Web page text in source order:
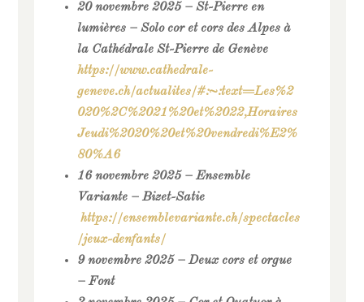
20 novembre 2025 – St-Pierre en
lumières – Solo cor et cors des Alpes à
la Cathédrale St-Pierre de Genève
https://www.cathedrale-
geneve.ch/actualites/#:~:text=Les%2
020%2C%2021%20et%2022,Horaires
Jeudi%2020%20et%20vendredi%E2%
80%A6
16 novembre 2025 – Ensemble
Variante – Bizet-Satie
https://ensemblevariante.ch/spectacles
/jeux-denfants/
9 novembre 2025 – Deux cors et orgue
– Font